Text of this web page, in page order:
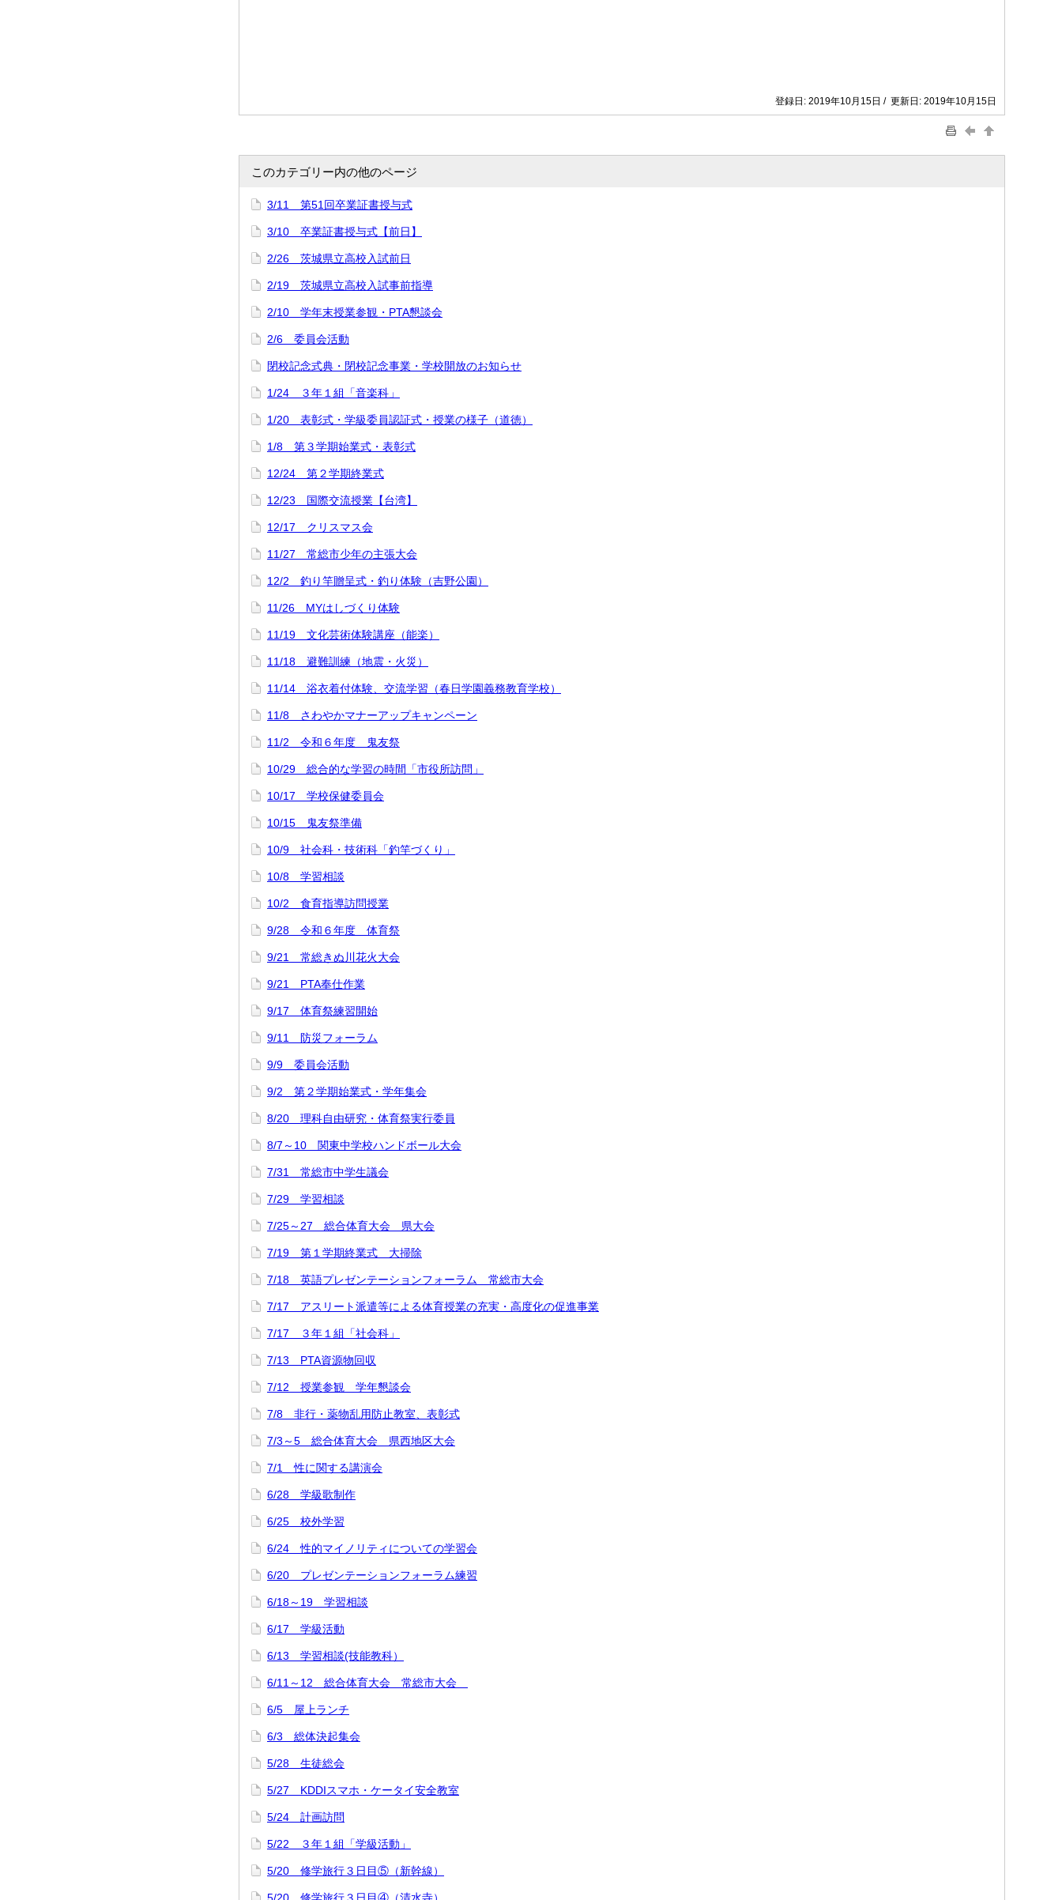
登録日: 2019年10月15日 / 更新日: 2019年10月15日
このカテゴリー内の他のページ
3/11 第51回卒業証書授与式
3/10 卒業証書授与式【前日】
2/26 茨城県立高校入試前日
2/19 茨城県立高校入試事前指導
2/10 学年末授業参観・PTA懇談会
2/6 委員会活動
閉校記念式典・閉校記念事業・学校開放のお知らせ
1/24 ３年１組「音楽科」
1/20 表彰式・学級委員認証式・授業の様子（道徳）
1/8 第３学期始業式・表彰式
12/24 第２学期終業式
12/23 国際交流授業【台湾】
12/17 クリスマス会
11/27 常総市少年の主張大会
12/2 釣り竿贈呈式・釣り体験（吉野公園）
11/26 MYはしづくり体験
11/19 文化芸術体験講座（能楽）
11/18 避難訓練（地震・火災）
11/14 浴衣着付体験、交流学習（春日学園義務教育学校）
11/8 さわやかマナーアップキャンペーン
11/2 令和６年度 鬼友祭
10/29 総合的な学習の時間「市役所訪問」
10/17 学校保健委員会
10/15 鬼友祭準備
10/9 社会科・技術科「釣竿づくり」
10/8 学習相談
10/2 食育指導訪問授業
9/28 令和６年度 体育祭
9/21 常総きぬ川花火大会
9/21 PTA奉仕作業
9/17 体育祭練習開始
9/11 防災フォーラム
9/9 委員会活動
9/2 第２学期始業式・学年集会
8/20 理科自由研究・体育祭実行委員
8/7～10 関東中学校ハンドボール大会
7/31 常総市中学生議会
7/29 学習相談
7/25～27 総合体育大会 県大会
7/19 第１学期終業式 大掃除
7/18 英語プレゼンテーションフォーラム 常総市大会
7/17 アスリート派遣等による体育授業の充実・高度化の促進事業
7/17 ３年１組「社会科」
7/13 PTA資源物回収
7/12 授業参観 学年懇談会
7/8 非行・薬物乱用防止教室、表彰式
7/3～5 総合体育大会 県西地区大会
7/1 性に関する講演会
6/28 学級歌制作
6/25 校外学習
6/24 性的マイノリティについての学習会
6/20 プレゼンテーションフォーラム練習
6/18～19 学習相談
6/17 学級活動
6/13 学習相談(技能教科）
6/11～12 総合体育大会 常総市大会
6/5 屋上ランチ
6/3 総体決起集会
5/28 生徒総会
5/27 KDDIスマホ・ケータイ安全教室
5/24 計画訪問
5/22 ３年１組「学級活動」
5/20 修学旅行３日目⑤（新幹線）